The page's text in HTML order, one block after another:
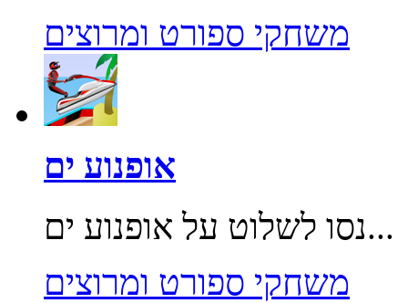
משחקי ספורט ומרוצים
אופנוע ים
נסו לשלוט על אופנוע ים...
משחקי ספורט ומרוצים